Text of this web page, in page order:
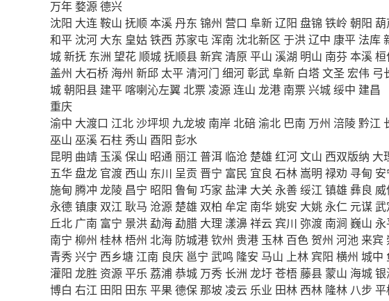
万年婺源德兴
沈阳 大连鞍山 抚顺本溪丹东 锦州 营口 阜新辽阳 盘锦 铁岭 朝阳
和平 沈河 大东 皇姑铁西 苏家屯 浑南 沈北新区 于洪辽中 康平 法库
城新抚 东洲 望花 顺城抚顺县新宾 清原 平山 溪湖 明山 南芬 本溪
盖州 大石桥 海州 新邱 太平清河门 细河彰武阜新 白塔文圣宏伟 弓
城朝阳县 建平 喀喇沁左翼北票 凌源连山 龙港 南票兴城绥中 建昌
重庆
渝中 大渡口 江北沙坪坝 九龙坡 南岸北碚渝北 巴南 万州 涪陵黔江
巫山 巫溪石柱 秀山 酉阳 彭水
昆明 曲靖 玉溪保山 昭通丽江 普洱 临沧 楚雄 红河文山 西双版纳 大
五华盘龙 官渡 西山 东川 呈贡 晋宁 富民 宜良 石林嵩明 禄劝 寻甸
施甸 腾冲 龙陵 昌宁 昭阳 鲁甸 巧家 盐津 大关 永善绥江 镇雄 彝良
永德镇康 双江 耿马 沧源 楚雄 双柏 牟定 南华姚安 大姚 永仁 元谋武
丘北 广南 富宁 景洪 勐海 勐腊 大理 漾濞祥云 宾川 弥渡 南涧 巍山
南宁 柳州 桂林梧州 北海 防城港钦州 贵港 玉林 百色贺州 河池 来宾
青秀兴宁 西乡塘 江南 良庆 邕宁 武鸣 隆安 马山 上林 宾阳 横州 城中
灌阳 龙胜 资源平乐 荔浦恭城 万秀 长洲 龙圩苍梧 藤县蒙山 海城
博白 右江 田阳 田东 平果 德保那坡 凌云 乐业 田林 西林 隆林 八步